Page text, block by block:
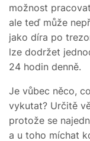
možnost
ale teď může
jako díra po
lze dodržet
24 hodin denně.
Je vůbec něco,
vykutat? Určitě
protože se
a u toho míchat